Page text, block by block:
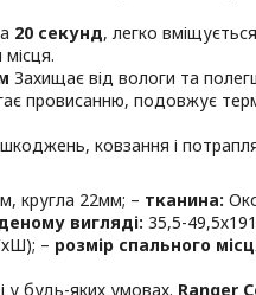
20 секунд, легко
Захищає від вологи та
провисанню, подовжує
ковзання і
кругла 22мм; – тканина:
вигляді: 35,5-
– розмір спального
будь-яких умовах. Ranger